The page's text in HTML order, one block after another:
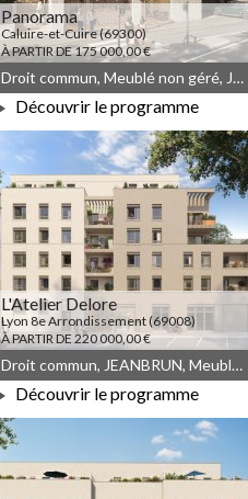
Panorama
Caluire-et-Cuire (69300)
À PARTIR DE 175 000,00 €
À PARTIR DE 175 000,00 €
Droit commun, Meublé non géré, JEANBRUN
Découvrir le programme
L'Atelier Delore
Lyon 8e Arrondissement (69008)
À PARTIR DE 220 000,00 €
À PARTIR DE 220 000,00 €
Droit commun, JEANBRUN, Meublé non géré
Découvrir le programme